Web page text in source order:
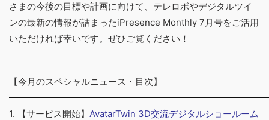
さまの今後の目標や計画に向けて、テレロボやデジタルツイ
ンの最新の情報が詰まったiPresence Monthly 7月号をご活用
いただければ幸いです。ぜひご覧ください！
【今月のスペシャルニュース・目次】
1. 【サービス開始】 AvatarTwin 3D交流デジタルショールーム